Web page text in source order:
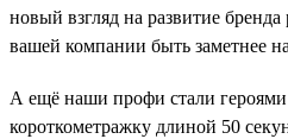
новый взгляд на развитие
вашей компании быть заметнее
А ещё наши профи стали
короткометражку длиной 50